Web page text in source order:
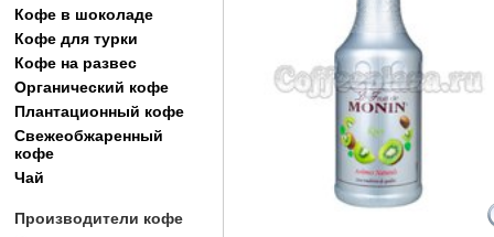
Кофе в шоколаде
Кофе для турки
Кофе на развес
Органический кофе
Плантационный кофе
Свежеобжаренный
кофе
Чай
Производители кофе